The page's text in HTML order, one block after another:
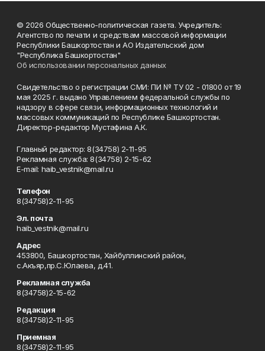
© 2026 Общественно-политическая газета. Учредитель:
Агентство по печати и средствам массовой информации
Республики Башкортостан и АО Издательский дом
"Республика Башкортостан"
Об использовании персональных данных
Свидетельство о регистрации СМИ: ПИ № ТУ 02 - 01800 от 19
мая 2025 г. выдано Управлением федеральной службы по
надзору в сфере связи, информационных технологий и
массовых коммуникаций по Республике Башкортостан.
Директор-редактор Мустафина А.К.
Главный редактор: 8(34758) 2-11-95
Рекламная служба: 8(34758) 2-15-62
Е-mаil: haib_vestnik@mail.ru
Телефон
8(34758)2-11-95
Эл. почта
haib_vestnik@mail.ru
Адрес
453800, Башкортостан, Хайбуллинский район,
с.Акъяр,пр.С.Юлаева, д.41.
Рекламная служба
8(34758)2-15-62
Редакция
8(34758)2-11-95
Приемная
8(34758)2-11-95